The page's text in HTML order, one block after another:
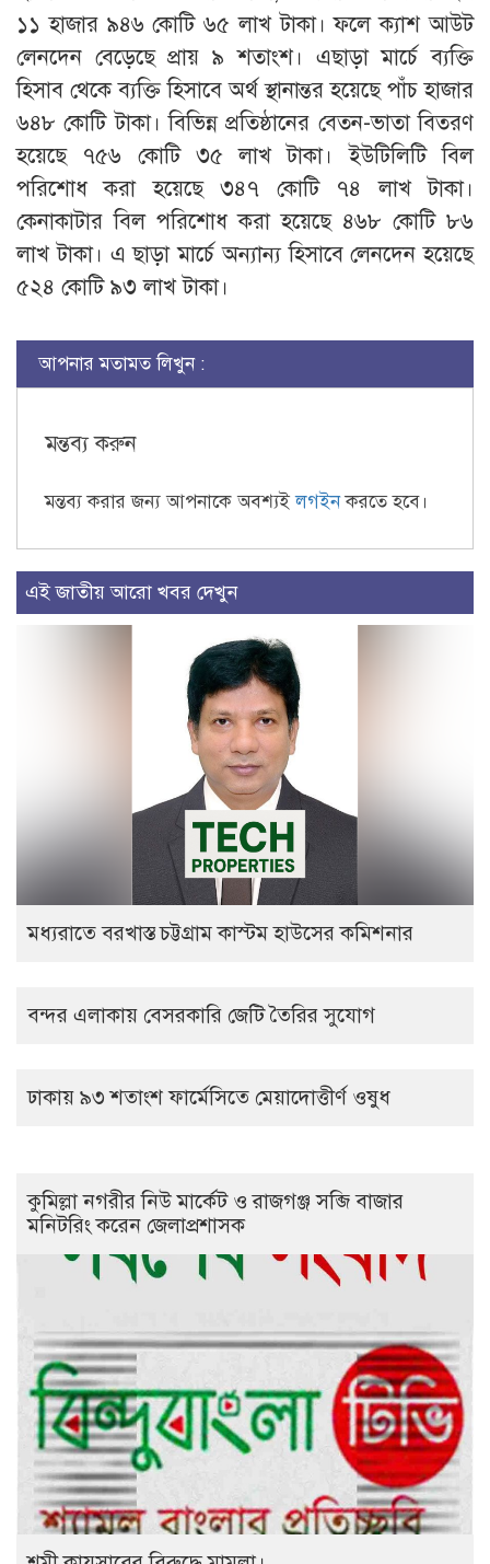
১১ হাজার ৯৪৬ কোটি ৬৫ লাখ টাকা। ফলে ক্যাশ আউট
লেনদেন বেড়েছে প্রায় ৯ শতাংশ। এছাড়া মার্চে ব্যক্তি
হিসাব থেকে ব্যক্তি হিসাবে অর্থ স্থানান্তর হয়েছে পাঁচ হাজার
৬৪৮ কোটি টাকা। বিভিন্ন প্রতিষ্ঠানের বেতন-ভাতা বিতরণ
হয়েছে ৭৫৬ কোটি ৩৫ লাখ টাকা। ইউটিলিটি বিল
পরিশোধ করা হয়েছে ৩৪৭ কোটি ৭৪ লাখ টাকা।
কেনাকাটার বিল পরিশোধ করা হয়েছে ৪৬৮ কোটি ৮৬
লাখ টাকা। এ ছাড়া মার্চে অন্যান্য হিসাবে লেনদেন হয়েছে
৫২৪ কোটি ৯৩ লাখ টাকা।
আপনার মতামত লিখুন :
মন্তব্য করুন
মন্তব্য করার জন্য আপনাকে অবশ্যইলগইনকরতে হবে।
এই জাতীয় আরো খবর দেখুন
মধ্যরাতে বরখাস্ত চট্টগ্রাম কাস্টম হাউসের কমিশনার
বন্দর এলাকায় বেসরকারি জেটি তৈরির সুযোগ
ঢাকায় ৯৩ শতাংশ ফার্মেসিতে মেয়াদোত্তীর্ণ ওষুধ
কুমিল্লা নগরীর নিউ মার্কেট ও রাজগঞ্জ সব্জি বাজার
মনিটরিং করেন জেলাপ্রশাসক